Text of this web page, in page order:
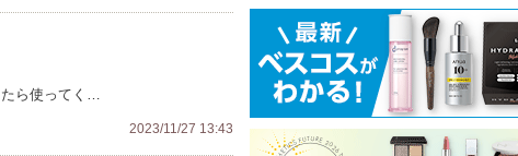
たら使ってく…
2023/11/27 13:43